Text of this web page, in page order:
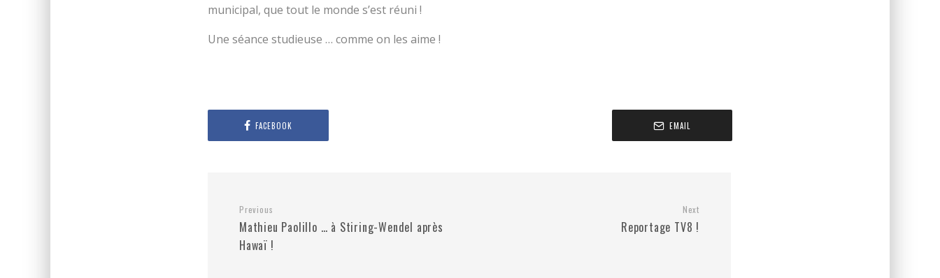
municipal, que tout le monde s’est réuni !
Une séance studieuse … comme on les aime !
FACEBOOK EMAIL
Previous
Mathieu Paolillo … à Stiring-Wendel après
Hawaï !
Next
Reportage TV8 !